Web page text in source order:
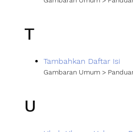
T
Tambahkan Daftar Isi
Gambaran Umum >
U